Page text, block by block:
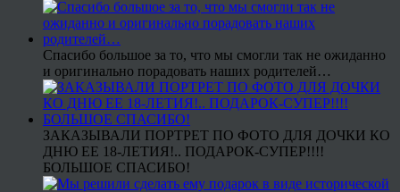
Спасибо большое за то, что мы смогли так не ожиданно
и оригинально порадовать наших родителей…
ЗАКАЗЫВАЛИ ПОРТРЕТ ПО ФОТО ДЛЯ ДОЧКИ КО
ДНЮ ЕЕ 18-ЛЕТИЯ!.. ПОДАРОК-СУПЕР!!!!
БОЛЬШОЕ СПАСИБО!